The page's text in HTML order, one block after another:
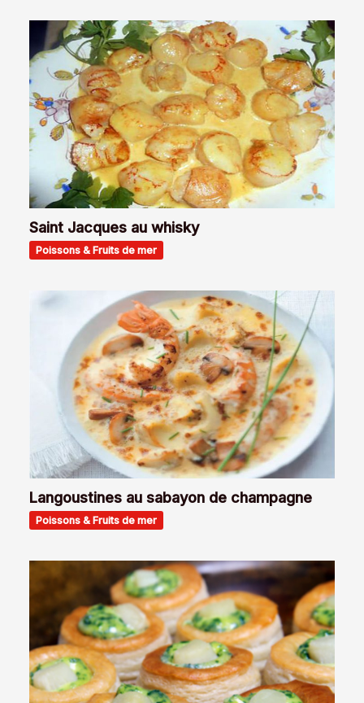
Saint Jacques au whisky
Poissons & Fruits de mer
Langoustines au sabayon de champagne
Poissons & Fruits de mer